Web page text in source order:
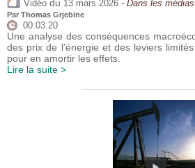
Vidéo du 13 mars 2026 - Dans les médias
Par Thomas Grjebine
00:03:20
Une analyse des conséquences
des prix de l’énergie et des leviers
pour en amortir les effets.
Lire la suite >